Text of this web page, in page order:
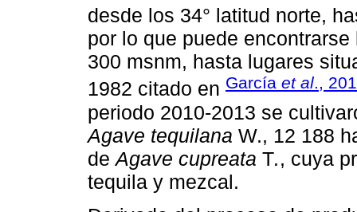
desde los 34° latitud norte,
por lo que puede
300 msnm, hasta lugares
1982 citado en García et al.,
periodo 2010-2013 se
Agave tequilana W., 12 188
de Agave cupreata T., cuya
tequila y mezcal.